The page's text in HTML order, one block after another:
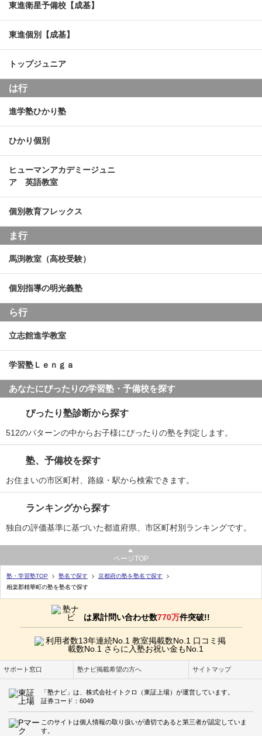
東進衛星予備校【成基】
東進個別【成基】
トップジュニア
は行
進学塾ひかり塾
ひかり個別
ヒューマンアカデミージュニ
ア 英語教室
個別教育フレックス
ま行
馬渕教室（高校受験）
個別指導の明光義塾
ら行
立志館進学教室
学習塾Ｌｅｎｇａ
あなたにぴったりの学習塾・予備校を探す
ぴったり塾診断から探す
512のパターンの中からお子様にぴったりの塾を判定します。
塾、予備校を探す
お住まいの市区町村、路線・駅から検索できます。
ランキングから探す
独自の評価基準に基づいた都道府県、市区町村別ランキングです。
ページTOP
塾・学習塾TOP 塾名で探す
京都府の塾を塾名で探す
相楽郡精華町の塾を塾名で探す
は累計問い合わせ数770万件突破!!
サポート窓口 塾ナビ掲載希望の方へ サイトマップ
「塾ナビ」は、株式会社イトクロ（東証上場）が運営しています。
証券コード：6049
このサイトは個人情報の取り扱いが適切であると第三者が認定していま
す。